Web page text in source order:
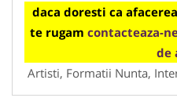
daca doresti ca
te rugam contacteaza-
de
Artisti, Formatii Nunta,